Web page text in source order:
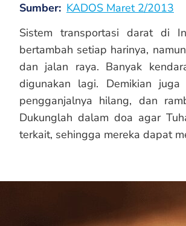
Sumber KADOS Maret 2/2013
Sistem transportasi darat di
bertambah setiap harinya,
dan jalan raya. Banyak
digunakan lagi. Demikian
pengganjalnya hilang, dan
Dukunglah dalam doa agar
terkait, sehingga mereka dapat